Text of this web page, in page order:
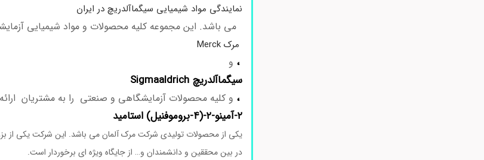
نمایندگی مواد شیمیایی سیگماآلدریچ در ایران
می باشد. این مجموعه کلیه محصولات و مواد شیمیایی
مرک Merck
، و
سیگماآلدریچ Sigmaaldrich
، و کلیه محصولات آزمایشگاهی و صنعتی را به مشتریان
۲-آمینو-۲-(۴-بروموفنیل) استامید
یکی از محصولات تولیدی شرکت مرک آلمان می باشد. این شرکت یکی از
در بین محققین و دانشمندان و… از جایگاه ویژه ای برخوردار است.